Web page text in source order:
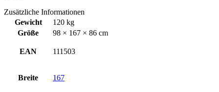
Zusätzliche Informationen
Gewicht
120 kg
Größe
98 × 167 × 86 cm
EAN 111503
Breite 167